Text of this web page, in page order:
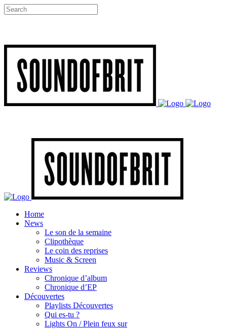
Home
News
Le son de la semaine
Clipothèque
Le coin des reprises
Music & Screen
Reviews
Chronique d’album
Chronique d’EP
Découvertes
Playlists Découvertes
Qui es-tu ?
Lights On / Plein feux sur